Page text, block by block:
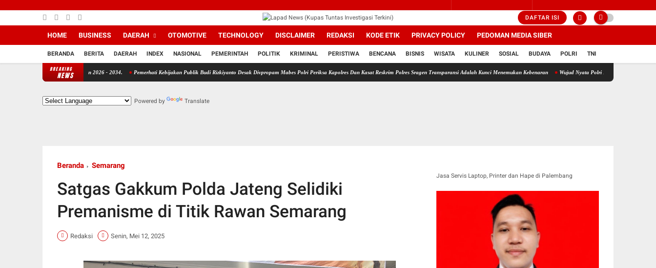
DAFTAR ISI
HOME BUSINESS DAERAH OTOMOTIVE TECHNOLOGY DISCLAIMER REDAKSI KODE ETIK PRIVACY POLICY PEDOMAN MEDIA SIBER
BERANDA BERITA DAERAH INDEX NASIONAL PEMERINTAH POLITIK KRIMINAL PERISTIWA BENCANA BISNIS WISATA KULINER SOSIAL BUDAYA POLRI TNI
BREAKING
NEWS
Priode Tahun 2026 - 2034. Pemerhati Kebijakan Publik Budi Rizkiyanto Desak Divpropam Mabes Polri Periksa Kapolres Dan Kasat Reskrim Polres Sragen Transparansi Adalah Kunci Menemukan Kebenaran Wujud Nyata Polri Presisi! Ketum GBR Sriwijaya Ferry
Powered by Translate
Beranda Semarang
Satgas Gakkum Polda Jateng Selidiki
Premanisme di Titik Rawan Semarang
Redaksi Senin, Mei 12, 2025
Jasa Servis Laptop, Printer dan Hape di Palembang